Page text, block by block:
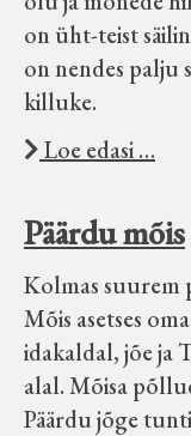
on üht-teist
on nendes palju
killuke.
Loe edasi …
Päärdu mõis
Kolmas suurem
Mõis asetses
idakaldal, jõe ja
alal. Mõisa
Päärdu jõge